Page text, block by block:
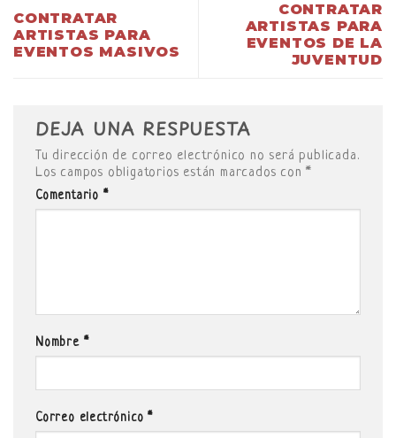
CONTRATAR
ARTISTAS PARA
EVENTOS MASIVOS
CONTRATAR
ARTISTAS PARA
EVENTOS DE LA
JUVENTUD
DEJA UNA RESPUESTA
Tu dirección de correo electrónico no será publicada.
Los campos obligatorios están marcados con*
Comentario *
Nombre *
Correo electrónico*